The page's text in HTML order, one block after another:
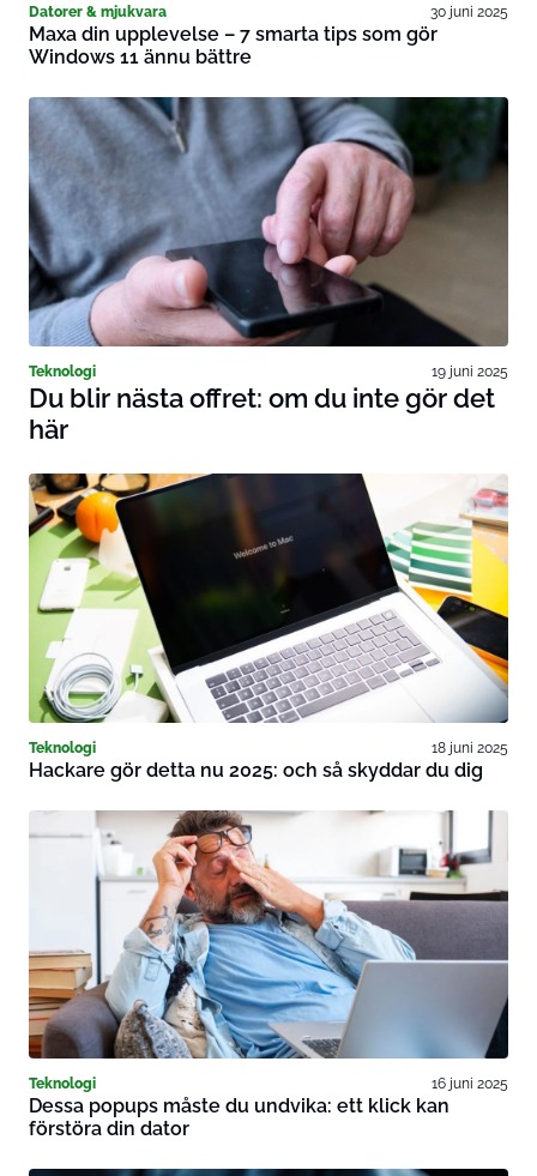
Datorer & mjukvara 30 juni 2025
Maxa din upplevelse – 7 smarta tips som gör
Windows 11 ännu bättre
Teknologi 19 juni 2025
Du blir nästa offret: om du inte gör det
här
Teknologi 18 juni 2025
Hackare gör detta nu 2025: och så skyddar du dig
Teknologi 16 juni 2025
Dessa popups måste du undvika: ett klick kan
förstöra din dator